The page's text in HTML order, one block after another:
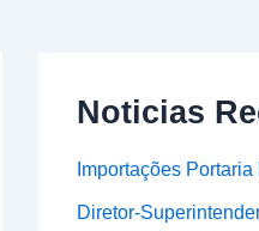
Noticias
Importações Portaria
Diretor-